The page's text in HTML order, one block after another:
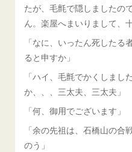
たが、毛氈で隠しましたの
ん。楽屋へまいりまして、
「なに、いったん死したる
ると申すか」
「ハイ、毛氈でかくしまし
か、、、三太夫、三太夫」
「何、御用でございます」
「余の先祖は、石橋山の合
のう」